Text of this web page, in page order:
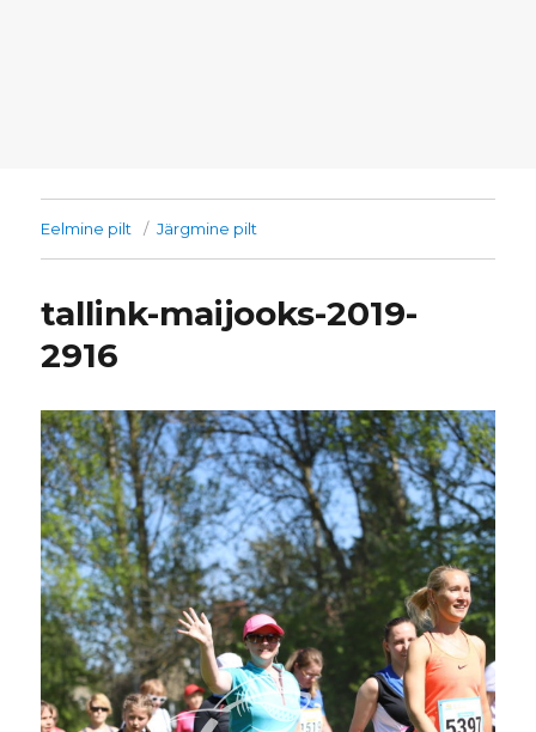
Eelmine pilt Järgmine pilt
tallink-maijooks-2019-
2916